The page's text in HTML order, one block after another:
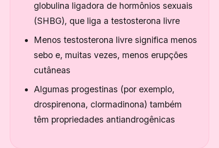
globulina ligadora de hormônios sexuais
(SHBG), que liga a testosterona livre
Menos testosterona livre significa menos
sebo e, muitas vezes, menos erupções
cutâneas
Algumas progestinas (por exemplo,
drospirenona, clormadinona) também
têm propriedades antiandrogênicas